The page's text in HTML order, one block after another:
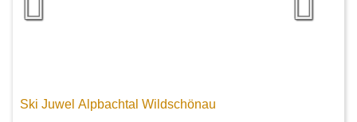
Ski Juwel Alpbachtal Wildschönau